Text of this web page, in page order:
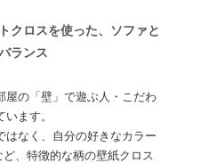
クロスを使った、ソファと
ランス
屋の「壁」で遊ぶ人・こだわ
います。
はなく、自分の好きなカラー
、特徴的な柄の壁紙クロス